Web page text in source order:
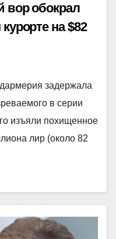
вор обокрал
на $82
задержала
в серии
изъяли похищенное
лир (около 82